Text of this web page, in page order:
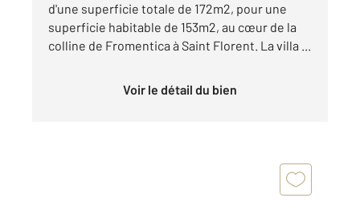
d'une superficie totale de 172m2, pour une
superficie habitable de 153m2, au cœur de la
colline de Fromentica à Saint Florent. La villa ...
Voir le détail du bien